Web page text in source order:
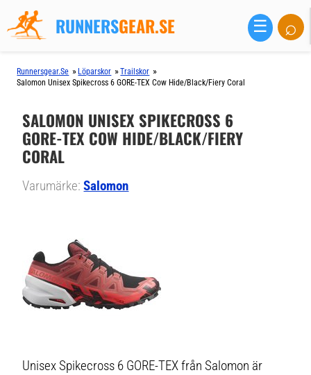
RUNNERSGEAR.SE ☰ ⌕
Runnersgear.se » Löparskor »Trailskor »
Salomon Unisex Spikecross 6 GORE-TEX Cow Hide/Black/Fiery Coral
SALOMON UNISEX SPIKECROSS 6
GORE-TEX COW HIDE/BLACK/FIERY
CORAL
Varumärke:Salomon
Unisex Spikecross 6 GORE-TEX från Salomon är